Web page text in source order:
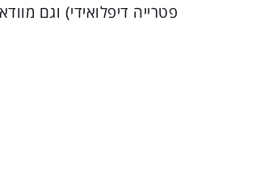
פטרייה דיפלואידי) וגם